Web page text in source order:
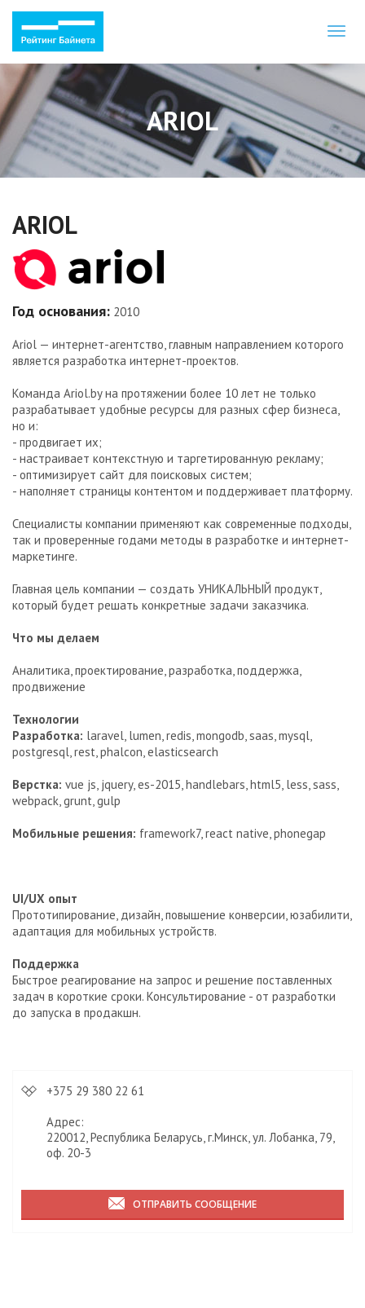
ARIOL
ARIOL
Год основания: 2010
Ariol — интернет-агентство, главным направлением которого
является разработка интернет-проектов.
Команда Ariol.by на протяжении более 10 лет не только
разрабатывает удобные ресурсы для разных сфер бизнеса,
но и:
- продвигает их;
- настраивает контекстную и таргетированную рекламу;
- оптимизирует сайт для поисковых систем;
- наполняет страницы контентом и поддерживает платформу.
Специалисты компании применяют как современные подходы,
так и проверенные годами методы в разработке и интернет-
маркетинге.
Главная цель компании — создать УНИКАЛЬНЫЙ продукт,
который будет решать конкретные задачи заказчика.
Что мы делаем
Аналитика, проектирование, разработка, поддержка,
продвижение
Технологии
Разработка: laravel, lumen, redis, mongodb, saas, mysql,
postgresql, rest, phalcon, elasticsearch
Верстка: vue js, jquery, es-2015, handlebars, html5, less, sass,
webpack, grunt, gulp
Мобильные решения: framework7, react native, phonegap
UI/UX опыт
Прототипирование, дизайн, повышение конверсии, юзабилити,
адаптация для мобильных устройств.
Поддержка
Быстрое реагирование на запрос и решение поставленных
задач в короткие сроки. Консультирование - от разработки
до запуска в продакшн.
+375 29 380 22 61
Адрес:
220012, Республика Беларусь, г.Минск, ул. Лобанка, 79,
оф. 20-3
ОТПРАВИТЬ СООБЩЕНИЕ